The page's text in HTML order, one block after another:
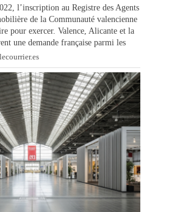
l’inscription au Registre des Agents
de la Communauté valencienne
pour exercer. Valence, Alicante et la
une demande française parmi les
lecourrier.es